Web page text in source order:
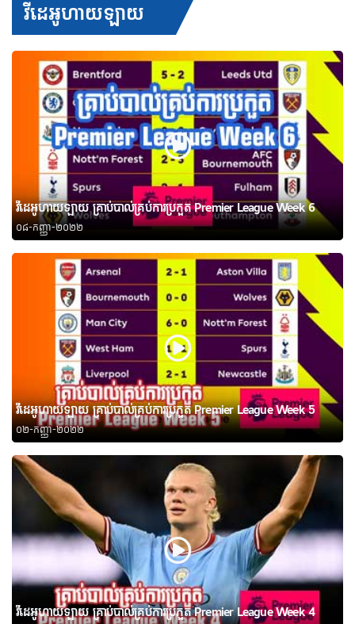
វីដេអូហាយឡាយ
វីដេអូហាយឡាយ គ្រាប់បាល់គ្រប់ការប្រកួត Premier League Week 6
០៨-កញ្ញា-២០២២
វីដេអូហាយឡាយ គ្រាប់បាល់គ្រប់ការប្រកួត Premier League Week 5
០២-កញ្ញា-២០២២
វីដេអូហាយឡាយ គ្រាប់បាល់គ្រប់ការប្រកួត Premier League Week 4